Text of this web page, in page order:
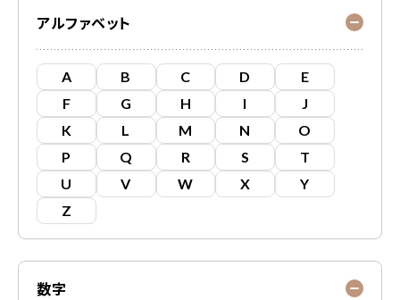
アルファベット
A B C D
E
F
G H I
J
K
L M N
O
P
Q R S
T
U
V W X
Y
Z
数字